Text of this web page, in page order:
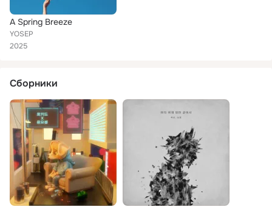
A Spring Breeze
YOSEP
2025
Сборники